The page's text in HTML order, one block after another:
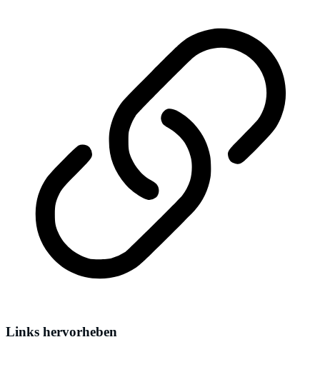
Links hervorheben